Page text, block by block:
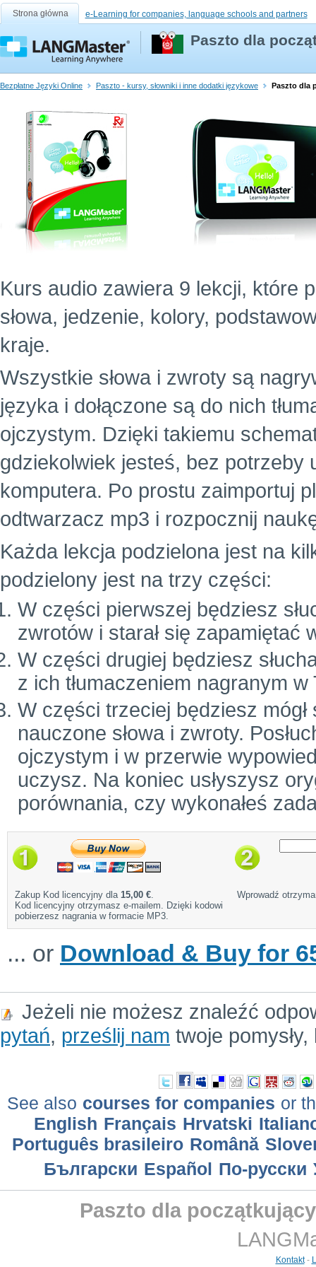
Strona główna e-Learning for companies, language schools and partners
Paszto dla
Bezpłatne Języki Online Paszto - kursy, słowniki i inne dodatki językowe Paszto dla
Kurs audio zawiera 9 lekcji, które
słowa, jedzenie, kolory,
kraje.
Wszystkie słowa i zwroty są
języka i dołączone są do nich
ojczystym. Dzięki takiemu
gdziekolwiek jesteś, bez potrzeby
komputera. Po prostu zaimportuj
odtwarzacz mp3 i rozpocznij
Każda lekcja podzielona jest na
podzielony jest na trzy części:
W części pierwszej będziesz
zwrotów i starał się zapamiętać
W części drugiej będziesz
z ich tłumaczeniem nagranym
W części trzeciej będziesz
nauczone słowa i zwroty.
ojczystym i w przerwie
uczysz. Na koniec usłyszysz
porównania, czy wykonałeś
Zakup Kod licencyjny dla 15,00 €.
Kod licencyjny otrzymasz e-mailem. Dzięki kodowi
pobierzesz nagrania w formacie MP3.
Wprowadź
... or Download & Buy for
Jeżeli nie możesz znaleźć
pytań, prześlij nam twoje
See also courses for companies or
English Français Hrvatski
Português brasileiro Română
Български Еspañol По-русски
Paszto dla
Kontakt-